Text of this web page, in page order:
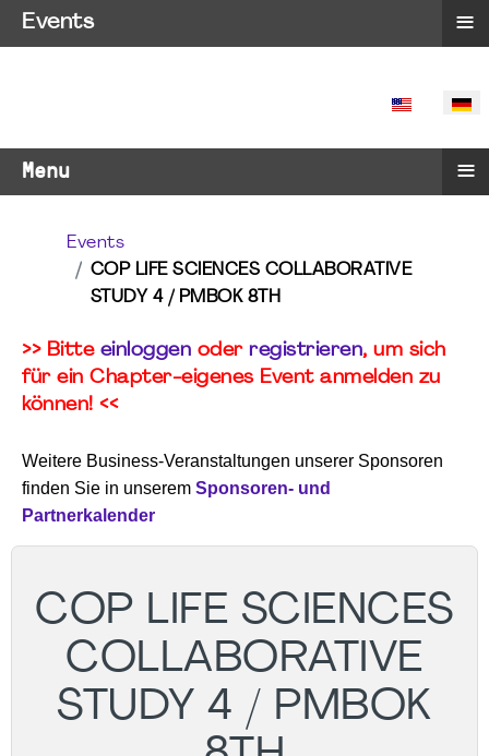
SPRACHE
Menu ≡
Events
COP LIFE SCIENCES COLLABORATIVE
STUDY 4 / PMBOK 8TH
>> Bitte einloggen oder registrieren, um sich
für ein Chapter-eigenes Event anmelden zu
können! <<
Weitere Business-Veranstaltungen unserer Sponsoren
finden Sie in unserem Sponsoren- und
Partnerkalender
COP LIFE SCIENCES
COLLABORATIVE
STUDY 4 / PMBOK
Events ≡